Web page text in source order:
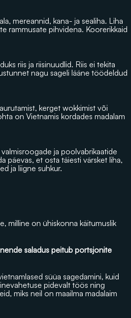
mereannid, kana- ja sealiha. Liha
rammusate pihvidena. Koorerikkaid
riis ja riisinuudlid. Riis ei tekita
nagu sageli lääne töödeldud
kerget wokkimist või
on Vietnamis kordades madalam
ja poolvabrikaatide
päevas, et osta täiesti värsket liha,
ja liigne suhkur.
milline on ühiskonna käitumuslik
saladus peitub portsjonite
süüa sagedamini, kuid
pidevalt töös ning
miks neil on maailma madalaim